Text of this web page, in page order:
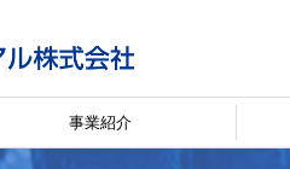
事業紹介